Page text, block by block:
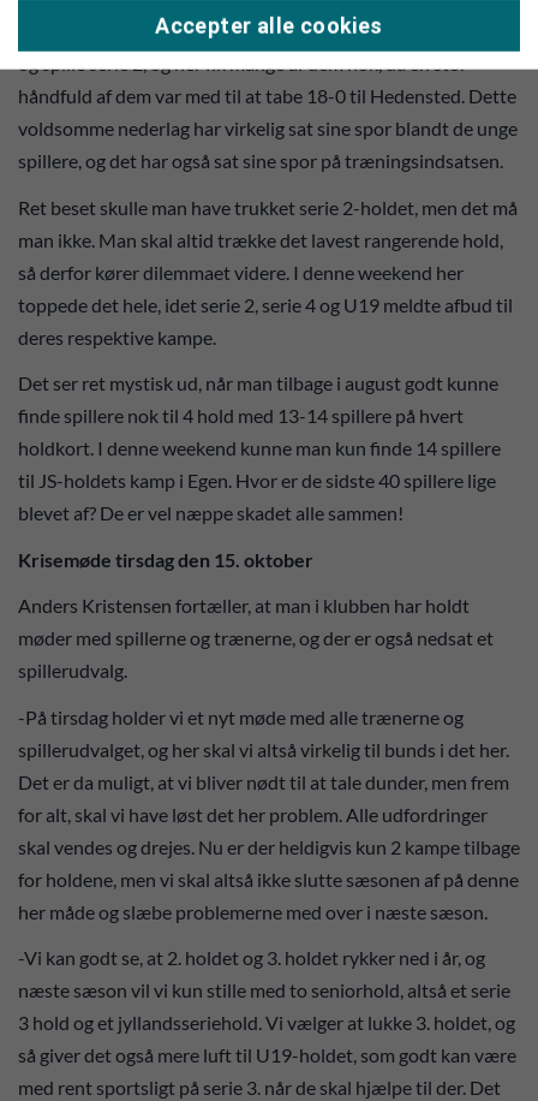
Mange af U19-spillerne føler sig slet ikke klar til at komme op
og spille serie 2, og her fik mange af dem nok, da en stor
håndfuld af dem var med til at tabe 18-0 til Hedensted. Dette
voldsomme nederlag har virkelig sat sine spor blandt de unge
spillere, og det har også sat sine spor på træningsindsatsen.
Ret beset skulle man have trukket serie 2-holdet, men det må
man ikke. Man skal altid trække det lavest rangerende hold,
så derfor kører dilemmaet videre. I denne weekend her
toppede det hele, idet serie 2, serie 4 og U19 meldte afbud til
deres respektive kampe.
Det ser ret mystisk ud, når man tilbage i august godt kunne
finde spillere nok til 4 hold med 13-14 spillere på hvert
holdkort. I denne weekend kunne man kun finde 14 spillere
til JS-holdets kamp i Egen. Hvor er de sidste 40 spillere lige
blevet af? De er vel næppe skadet alle sammen!
Krisemøde tirsdag den 15. oktober
Anders Kristensen fortæller, at man i klubben har holdt
møder med spillerne og trænerne, og der er også nedsat et
spillerudvalg.
-På tirsdag holder vi et nyt møde med alle trænerne og
spillerudvalget, og her skal vi altså virkelig til bunds i det her.
Det er da muligt, at vi bliver nødt til at tale dunder, men frem
for alt, skal vi have løst det her problem. Alle udfordringer
skal vendes og drejes. Nu er der heldigvis kun 2 kampe tilbage
for holdene, men vi skal altså ikke slutte sæsonen af på denne
her måde og slæbe problemerne med over i næste sæson.
-Vi kan godt se, at 2. holdet og 3. holdet rykker ned i år, og
næste sæson vil vi kun stille med to seniorhold, altså et serie
3 hold og et jyllandsseriehold. Vi vælger at lukke 3. holdet, og
så giver det også mere luft til U19-holdet, som godt kan være
med rent sportsligt på serie 3. når de skal hjælpe til der. Det
Accepter alle cookies